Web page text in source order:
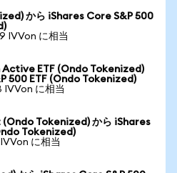
から iShares Core S&P 500
IVVon に相当
ETF (Ondo Tokenized)
500 ETF (Ondo Tokenized)
IVVon に相当
Tokenized) から iShares
Tokenized)
に相当